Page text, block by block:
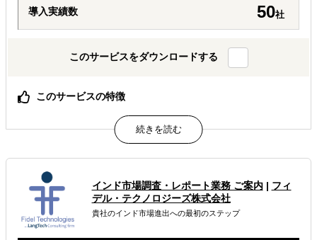
導入実績数 50社
このサービスをダウンロードする
このサービスの特徴
現地と日本とのデプスインタビューなど、現地の生活者の
インサイト調査が可能
属するジャンル
海外視察 海外市場調査・マーケティング
企業調査・与信調査
インド市場調査・レポート業務 ご案内| フィ
デル・テクノロジーズ株式会社
貴社のインド市場進出への最初のステップ